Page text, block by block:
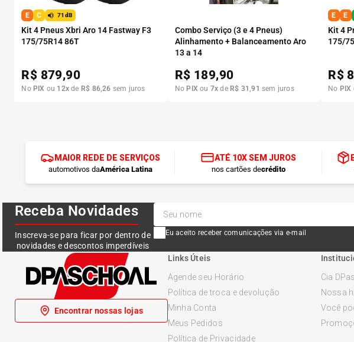
E C 71dB
Kit 4 Pneus Xbri Aro 14 Fastway F3
175/75R14 86T
R$ 879,90
No PIX ou 12x de R$ 86,26 sem juros
Combo Serviço (3 e 4 Pneus)
Alinhamento + Balanceamento Aro
13 a 14
R$ 189,90
No PIX ou 7x de R$ 31 ,91 sem juros
E E
Kit 4
175/
R$
No PIX
MAIOR REDE DE SERVIÇOS
automotivos daAmérica Latina
ATÉ 10X SEM JUROS
nos cartões decrédito
Receba Novidades
Inscreva-se para ficar por dentro de
novidades e descontos imperdíveis
Eu aceito receber comunicações via e-mail
Encontrar nossas lojas
Links Úteis
Agende seu Horário
Política de troca e devolução
Minha Conta
Meus Pedidos
Política de Privacidade
Cia
Nossa
Você